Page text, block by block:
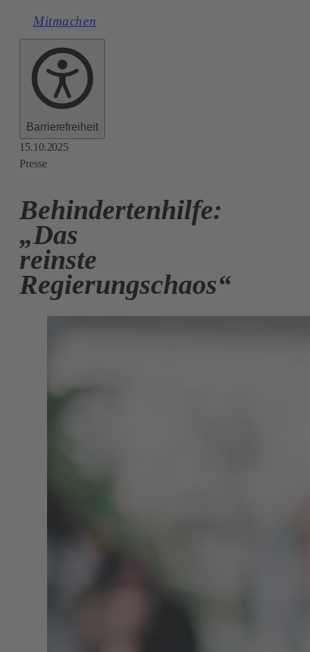
Mitmachen
Barrierefreiheit
15.10.2025
Presse
Behindertenhilfe:
„Das
reinste
Regierungschaos“